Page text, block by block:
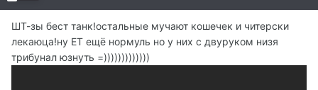
ШТ-зы бест танк!остальные мучают кошечек и читерски
лекаюца!ну ЕТ ещё нормуль но у них с двуруком низя
трибунал юзнуть =)))))))))))))